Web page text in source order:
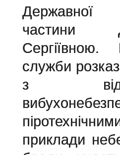
Державної
частини
Сергіївною.
служби
з
приклади